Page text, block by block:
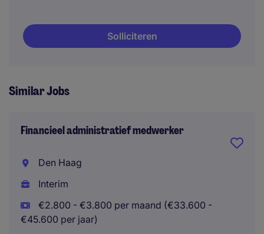
Solliciteren
Similar Jobs
Financieel administratief medwerker
Den Haag
Interim
€2.800 - €3.800 per maand (€33.600 -
€45.600 per jaar)